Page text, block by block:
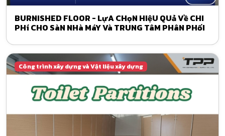
BURNISHED FLOOR - LựA CHọN HIệU QUả Về CHI
PHí CHO SàN NHà MáY Và TRUNG TâM PHâN PHốI
Công trình xây dựng và Vật liệu xây dựng